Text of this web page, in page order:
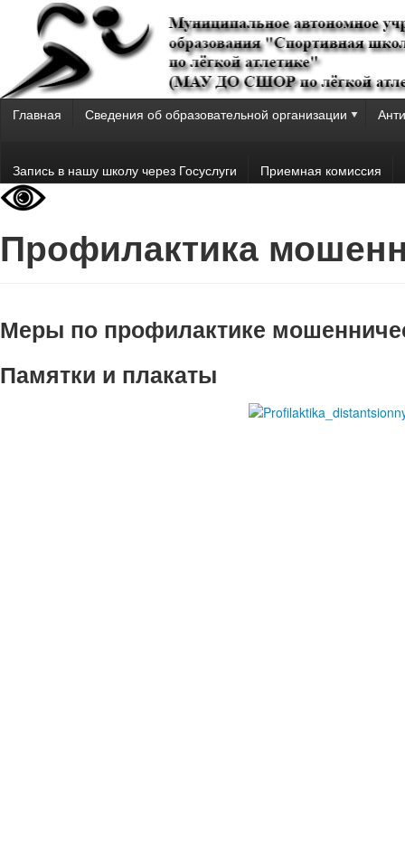
Главная Сведения об образовательной организации
Запись в нашу школу через Госуслуги Приемная комиссия
Профилактика
Меры по профилактике
Памятки и плакаты